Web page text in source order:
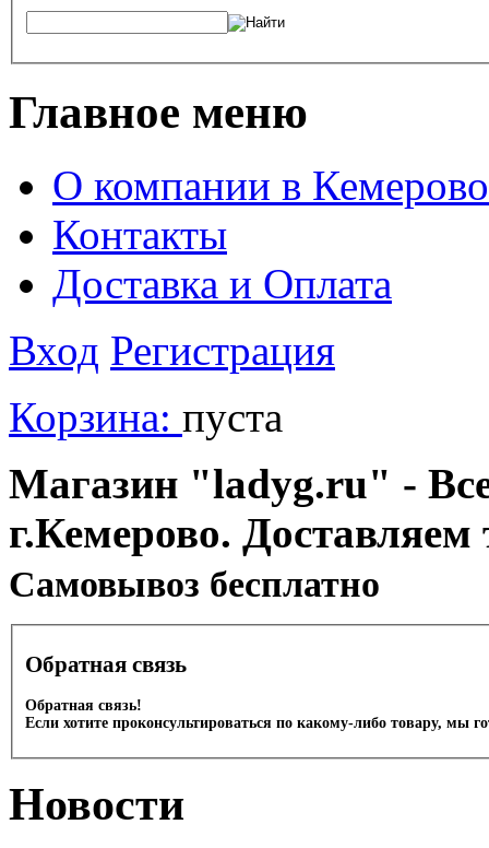
Главное меню
О компании в Кемерово
Контакты
Доставка и Оплата
Вход Регистрация
Корзина: пуста
Магазин "ladyg.ru" -
г.Кемерово.
Cамовывоз бесплатно
Обратная связь
Обратная связь!
Если хотите проконсультироваться по какому-либо товару, мы
Новости